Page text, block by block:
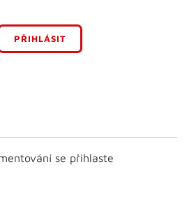
PŘIHLÁSIT
se přihlaste